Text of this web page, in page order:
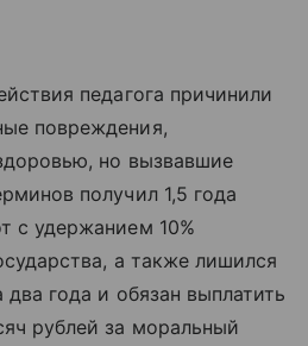
педагога причинили
повреждения,
но вызвавшие
получил 1,5 года
с удержанием 10%
а также лишился
два года и обязан выплатить
рублей за моральный